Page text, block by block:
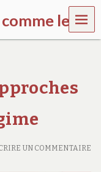
lesMEN
U
UN COMMENTAIRE